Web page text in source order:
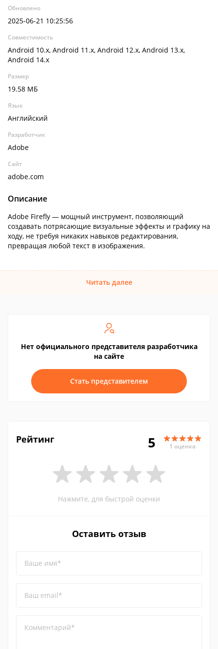
Обновлено
2025-06-21 10:25:56
Совместимость
Android 10.x, Android 11.x, Android 12.x, Android 13.x,
Android 14.x
Размер
19.58 МБ
Язык
Английский
Разработчик
Adobe
Сайт
adobe.com
Описание
Adobe Firefly — мощный инструмент, позволяющий
создавать потрясающие визуальные эффекты и графику на
ходу, не требуя никаких навыков редактирования,
превращая любой текст в изображения.
Читать далее
Нет официального представителя разработчика
на сайте
Стать представителем
Рейтинг 5 1 оценка
Нажмите, для быстрой оценки
Оставить отзыв
Ваше имя*
Ваш email*
Комментарий*